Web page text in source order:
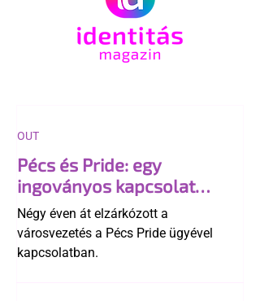
Pécs és Pride: egy
ingoványos kapcsolat
története
Négy éven át elzárkózott a
városvezetés a Pécs Pride ügyével
kapcsolatban.
OUT